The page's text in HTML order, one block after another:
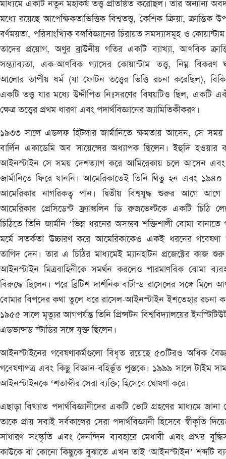
মাধ্যমে একটি নতুন মহাকর্ষ তত্ত্ব প্রতিষ্ঠিত করেছিল। তার অন্যান্য
মধ্যে রয়েছে আপেক্ষিকতাভিত্তিক বিশ্বতত্ত্ব, কৈশিক ক্রিয়া, ক্রান্তিক
বর্ণময়তা, পরিসাংখ্যিক বলবিজ্ঞানের চিরায়ত সমস্যাসমূহ ও কোয়ান্টাম
তাদের প্রয়োগ, অণুর ব্রাউনীয় গতির একটি ব্যাখ্যা, আণবিক
সম্ভ্যাব্যতা, এক-আণবিক গ্যাসের কোয়ান্টাম তত্ত্ব, নিম্ন বিকরণ
আলোর তাপীয় ধর্ম (যা ফোটন তত্ত্বের ভিত্তি রচনা করেছিল),
একটি তত্ত্ব যার মধ্যে উদ্দীপিত নিঃসরণের বিষয়টিও ছিল, একটি
ক্ষেত্র তত্ত্বের প্রথম ধারণা এবং পদার্থবিজ্ঞানের জ্যামিতিকীকরণ।
১৯৩৩ সালে এডলফ হিটলার জার্মানিতে ক্ষমতায় আসেন, সে সময়
বার্লিন একাডেমি অব সায়েন্সের অধ্যাপক ছিলেন। ইহুদি হওয়ার
আইনস্টাইন সে সময় দেশত্যাগ করে আমিরেকায় চলে আসেন
জার্মানিতে ফিরে যাননি। আমেরিকাতেই তিনি থিতু হন এবং ১৯৪০
আমেরিকার নাগরিকত্ব পান। দ্বিতীয় বিশ্বযুদ্ধ শুরুর আগে আগে
আমেরিকার প্রেসিডেন্ট ফ্র্যাঙ্কলিন ডি রুজভেল্টকে একটি চিঠি
চিঠিতে তিনি জার্মনি ‘ভিন্ন ধরনের অসম্ভব শক্তিশালী বোমা বানাতে
মর্মে সতর্কতা উচ্চারণ করে আমেরিকাকেও একই ধরনের
তাগিদ দেন। তার এ চিঠির মাধ্যমেই ম্যানহাটন প্রজেক্টের কাজ
আইনস্টাইন মিত্রবাহিনীকে সমর্থন করলেও পারমাণবিক বোমা
বিরুদ্ধে ছিলেন। পরে ব্রিটিশ দার্শনিক বার্টান্ড রাসেলের সঙ্গে মিলে
বোমার বিপদের কথা তুলে ধরে রাসেল-আইনস্টাইন ইশতেহার রচনা
১৯৫৫ সালে মৃত্যুর আগপর্যন্ত তিনি প্রিন্সটন বিশ্ববিদ্যালয়ের
এডভান্সড স্টাডির সঙ্গে যুক্ত ছিলেন।
আইনস্টাইনের গবেষণাকর্মগুলো বিধৃত রয়েছে ৫০টিরও অধিক
গবেষণাপত্র এবং কিছু বিজ্ঞান-বহির্ভূত পুস্তকে। ১৯৯৯ সালে টাইম
আইনস্টাইনকে ‘শতাব্দীর সেরা ব্যক্তি; হিসেবে ঘোষণা করে।
এছাড়া বিখ্যাত পদার্থবিজ্ঞানীদের একটি ভোট গ্রহণের মাধ্যমে জানা
তাকে প্রায় সবাই সর্বকালের সেরা পদার্থবিজ্ঞানী হিসেবে স্বীকৃতি
সাধারণ সংস্কৃতি এবং দৈনন্দিন ব্যবহারে মেধাবী এবং প্রখর
কাউকে বা কোনো কিছুকে বুঝাতে এখন তাই ‘আইনস্টাইন’ শব্দটি